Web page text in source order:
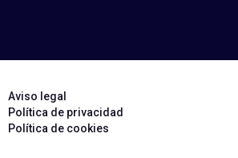
Aviso legal
Política de privacidad
Política de cookies